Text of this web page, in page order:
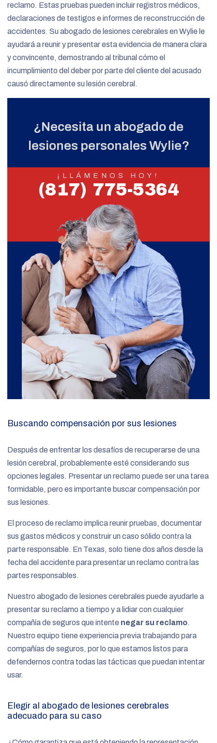
reclamo. Estas pruebas pueden incluir registros médicos,
declaraciones de testigos e informes de reconstrucción de
accidentes. Su abogado de lesiones cerebrales en Wylie le
ayudará a reunir y presentar esta evidencia de manera clara
y convincente, demostrando al tribunal cómo el
incumplimiento del deber por parte del cliente del acusado
causó directamente su lesión cerebral.
¿Necesita un abogado de
lesiones personales Wylie?
¡LLÁMENOS HOY!
(817) 775-5364
Buscando compensación por sus lesiones
Después de enfrentar los desafíos de recuperarse de una
lesión cerebral, probablemente esté considerando sus
opciones legales. Presentar un reclamo puede ser una tarea
formidable, pero es importante buscar compensación por
sus lesiones.
El proceso de reclamo implica reunir pruebas, documentar
sus gastos médicos y construir un caso sólido contra la
parte responsable. En Texas, solo tiene dos años desde la
fecha del accidente para presentar un reclamo contra las
partes responsables.
Nuestro abogado de lesiones cerebrales puede ayudarle a
presentar su reclamo a tiempo y a lidiar con cualquier
compañía de seguros que intente negar su reclamo.
Nuestro equipo tiene experiencia previa trabajando para
compañías de seguros, por lo que estamos listos para
defendernos contra todas las tácticas que puedan intentar
usar.
Elegir al abogado de lesiones cerebrales
adecuado para su caso